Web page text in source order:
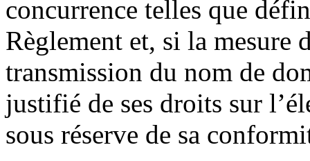
concurrence telles que
Règlement et, si la mesure
transmission du nom de
justifié de ses droits sur
sous réserve de sa